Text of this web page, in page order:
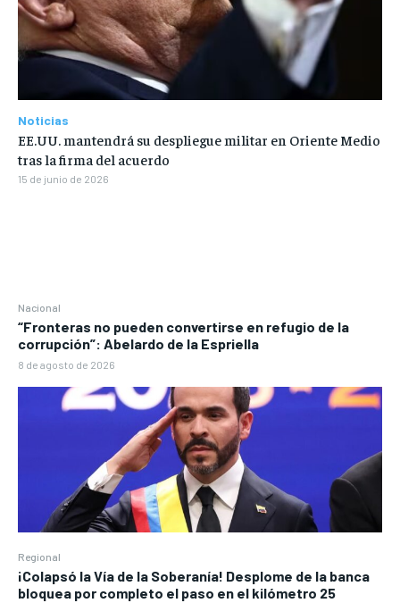
Nacional
“Fronteras no pueden convertirse en refugio de la
corrupción”: Abelardo de la Espriella
8 de agosto de 2026
Regional
¡Colapsó la Vía de la Soberanía! Desplome de la banca
bloquea por completo el paso en el kilómetro 25
Noticias
EE.UU. mantendrá su despliegue militar en Oriente Medio
tras la firma del acuerdo
15 de junio de 2026